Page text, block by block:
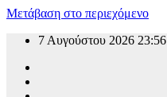
Μετάβαση στο περιεχόμενο
7 Αυγούστου 2026 23:56